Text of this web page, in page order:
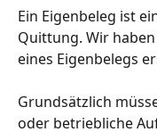
Ein Eigenbeleg ist
Quittung. Wir
eines Eigenbelegs
Grundsätzlich
oder betriebliche